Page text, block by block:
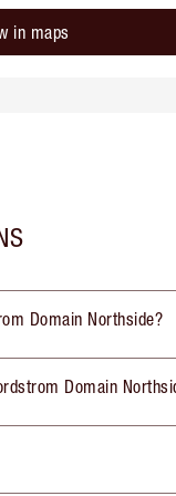
in maps
Domain Northside?
Domain